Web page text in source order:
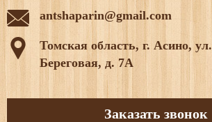
antshaparin@gmail.com
Томская область, г. Асино, ул.
Береговая, д. 7А
Заказать звонок